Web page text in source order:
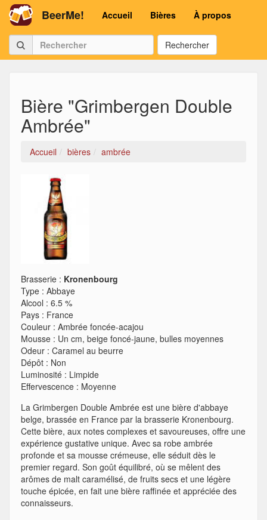
BeerMe! Accueil Bières À propos
Rechercher
Bière "Grimbergen Double
Ambrée"
Accueil bières ambrée
Brasserie : Kronenbourg
Type : Abbaye
Alcool : 6.5 %
Pays : France
Couleur : Ambrée foncée-acajou
Mousse : Un cm, beige foncé-jaune, bulles moyennes
Odeur : Caramel au beurre
Dépôt : Non
Luminosité : Limpide
Effervescence : Moyenne
La Grimbergen Double Ambrée est une bière d'abbaye
belge, brassée en France par la brasserie Kronenbourg.
Cette bière, aux notes complexes et savoureuses, offre une
expérience gustative unique. Avec sa robe ambrée
profonde et sa mousse crémeuse, elle séduit dès le
premier regard. Son goût équilibré, où se mêlent des
arômes de malt caramélisé, de fruits secs et une légère
touche épicée, en fait une bière raffinée et appréciée des
connaisseurs.